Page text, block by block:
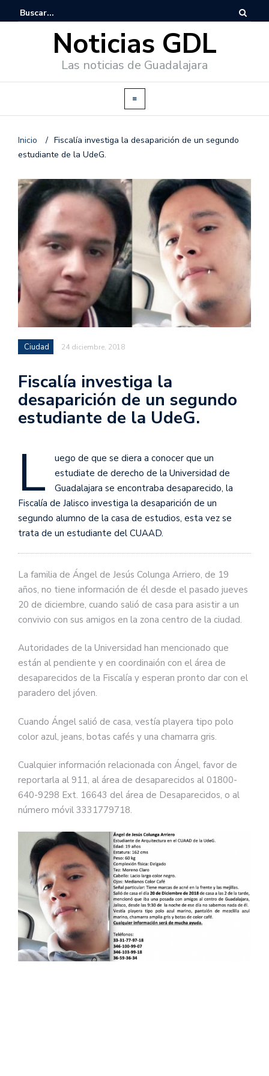
Noticias GDL
Las noticias de Guadalajara
Inicio / Fiscalía investiga la desaparición de un segundo
estudiante de la UdeG.
Ciudad 24 diciembre, 2018
Fiscalía investiga la
desaparición de un segundo
estudiante de la UdeG.
L
uego de que se diera a conocer que un
estudiate de derecho de la Universidad de
Guadalajara se encontraba desaparecido, la
Fiscalía de Jalisco investiga la desaparición de un
segundo alumno de la casa de estudios, esta vez se
trata de un estudiante del CUAAD.
La familia de Ángel de Jesús Colunga Arriero, de 19
años, no tiene información de él desde el pasado jueves
20 de diciembre, cuando salió de casa para asistir a un
convivio con sus amigos en la zona centro de la ciudad.
Autoridades de la Universidad han mencionado que
están al pendiente y en coordinaión con el área de
desaparecidos de la Fiscalía y esperan pronto dar con el
paradero del jóven.
Cuando Ángel salió de casa, vestía playera tipo polo
color azul, jeans, botas cafés y una chamarra gris.
Cualquier información relacionada con Ángel, favor de
reportarla al 911, al área de desaparecidos al 01800-
640-9298 Ext. 16643 del área de Desaparecidos, o al
número móvil 3331779718.